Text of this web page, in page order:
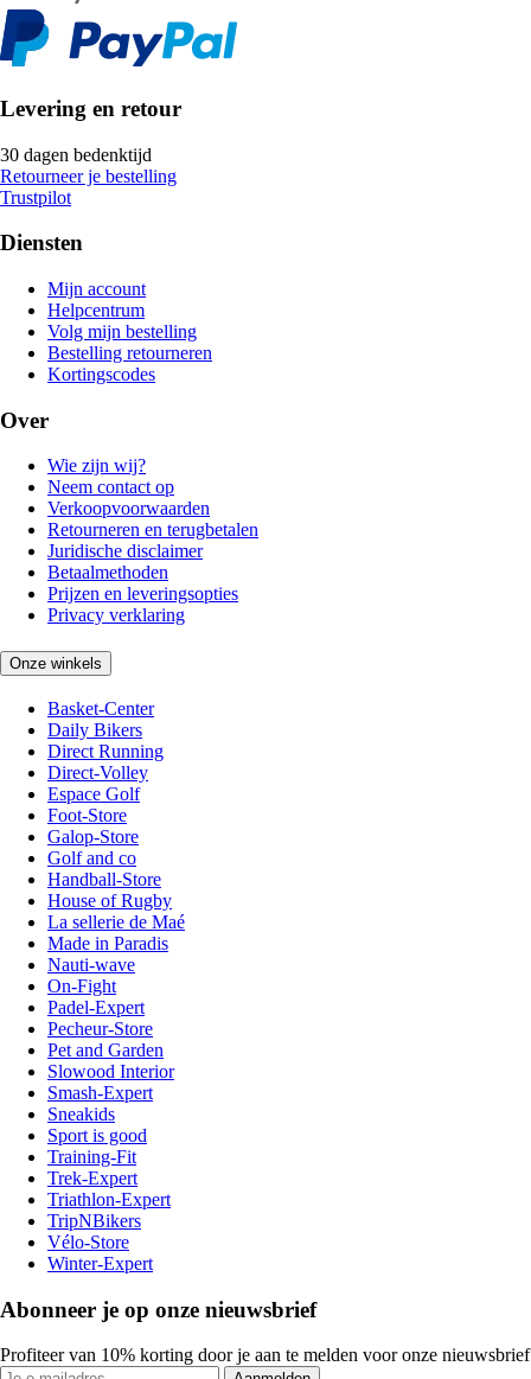
Levering en retour
30 dagen bedenktijd
Retourneer je bestelling
Trustpilot
Diensten
Mijn account
Helpcentrum
Volg mijn bestelling
Bestelling retourneren
Kortingscodes
Over
Wie zijn wij?
Neem contact op
Verkoopvoorwaarden
Retourneren en terugbetalen
Juridische disclaimer
Betaalmethoden
Prijzen en leveringsopties
Privacy verklaring
Onze winkels
Basket-Center
Daily Bikers
Direct Running
Direct-Volley
Espace Golf
Foot-Store
Galop-Store
Golf and co
Handball-Store
House of Rugby
La sellerie de Maé
Made in Paradis
Nauti-wave
On-Fight
Padel-Expert
Pecheur-Store
Pet and Garden
Slowood Interior
Smash-Expert
Sneakids
Sport is good
Training-Fit
Trek-Expert
Triathlon-Expert
TripNBikers
Vélo-Store
Winter-Expert
Abonneer je op onze nieuwsbrief
Profiteer van 10% korting door je aan te melden voor onze nieuwsbrief